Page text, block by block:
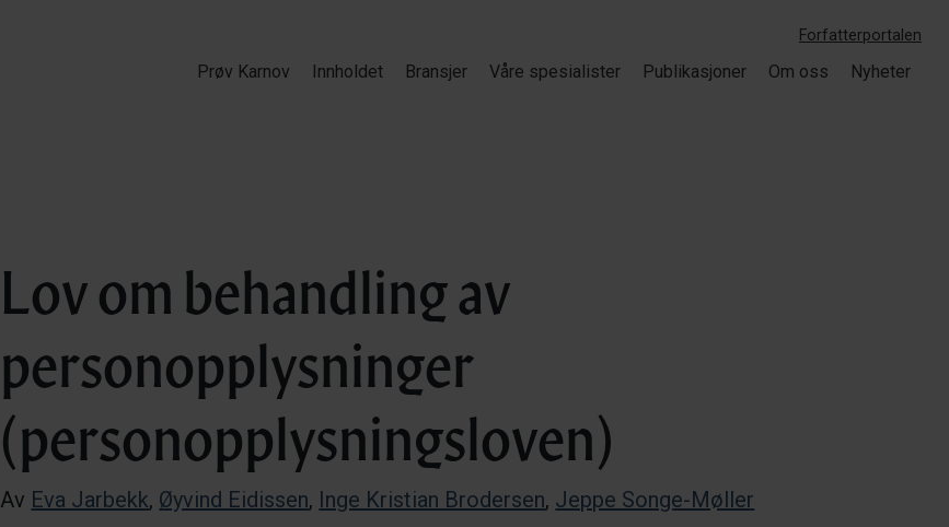
Forfatterportalen
Prøv Karnov Innholdet Bransjer Våre spesialister Publikasjoner Om oss Nyheter
Lov om behandling av
personopplysninger
(personopplysningsloven)
Av Eva Jarbekk, Øyvind Eidissen, Inge Kristian Brodersen, Jeppe Songe-Møller